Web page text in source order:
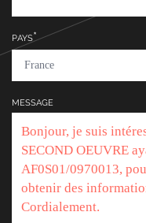
PAYS
MESSAGE